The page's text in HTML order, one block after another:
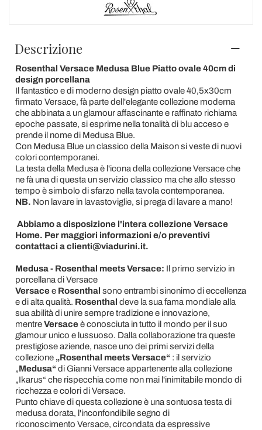
Descrizione
Rosenthal Versace Medusa Blue Piatto ovale 40cm di
design porcellana
Il fantastico e di moderno design piatto ovale 40,5x30cm
firmato Versace, fà parte dell'elegante collezione moderna
che abbinata a un glamour affascinante e raffinato richiama
epoche passate, si esprime nella tonalità di blu acceso e
prende il nome di Medusa Blue.
Con Medusa Blue un classico della Maison si veste di nuovi
colori contemporanei.
La testa della Medusa è l'icona della collezione Versace che
ne fà una di questa un servizio classico ma che allo stesso
tempo è simbolo di sfarzo nella tavola contemporanea.
NB. Non lavare in lavastoviglie, si prega di lavare a mano!
Abbiamo a disposizione l'intera collezione Versace
Home. Per maggiori informazioni e/o preventivi
contattaci a clienti@viadurini.it.
Medusa - Rosenthal meets Versace: Il primo servizio in
porcellana di Versace
Versacee Rosenthal sono entrambi sinonimo di eccellenza
e di alta qualità. Rosenthal deve la sua fama mondiale alla
sua abilità di unire sempre tradizione e innovazione,
mentreVersaceè conosciuta in tutto il mondo per il suo
glamour unico e lussuoso. Dalla collaborazione tra queste
prestigiose aziende, nasce uno dei primi servizi della
collezione „Rosenthal meets Versace“ : il servizio
„Medusa“di Gianni Versace appartenente alla collezione
„Ikarus“ che rispecchia come non mai l'inimitabile mondo di
ricchezza e colori di Versace.
Punto chiave di questa collezione è una sontuosa testa di
medusa dorata, l'inconfondibile segno di
riconoscimento Versace, circondata da espressive